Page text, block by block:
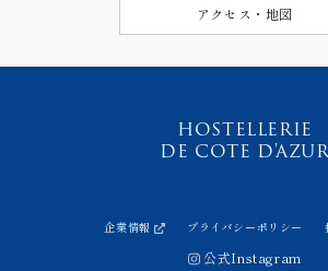
アクセス・地図
HOSTELLERIE
DE COTE
企業情報 プライバシーポリシー
公式Instagram